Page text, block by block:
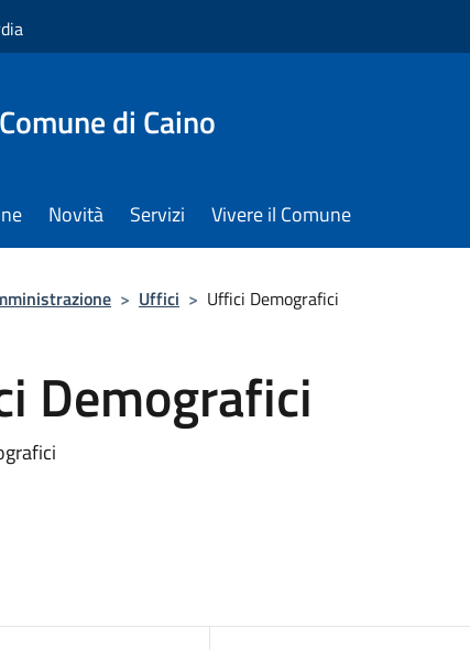
Comune di Caino
Novità Servizi Vivere il Comune
> Uffici > Uffici Demografici
Demografici